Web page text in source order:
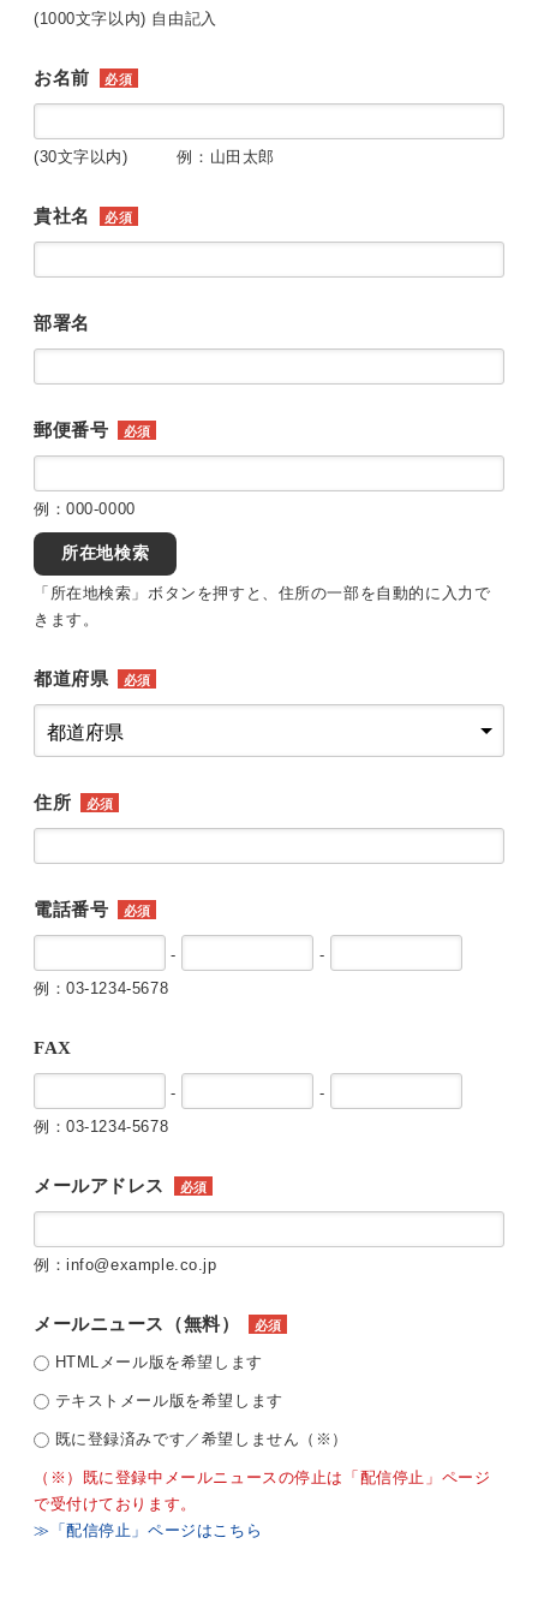
(1000文字以内) 自由記入
お名前 必須
(30文字以内) 例：山田太郎
貴社名 必須
部署名
郵便番号 必須
例：000-0000
所在地検索
「所在地検索」ボタンを押すと、住所の一部を自動的に入力で
きます。
都道府県 必須
住所 必須
電話番号 必須
-
-
例：03-1234-5678
FAX
-
-
例：03-1234-5678
メールアドレス 必須
例：info@example.co.jp
メールニュース（無料） 必須
HTMLメール版を希望します
テキストメール版を希望します
既に登録済みです／希望しません（※）
（※）既に登録中メールニュースの停止は「配信停止」ページ
で受付けております。
≫「配信停止」ページはこちら